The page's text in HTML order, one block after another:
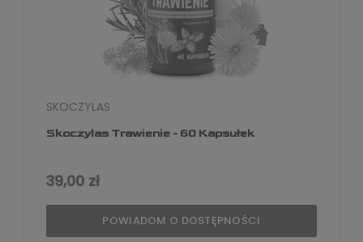
Skoczylas Trawienie - 60 Kapsułek
SKOCZYLAS
39,00 zł
POWIADOM O DOSTĘPNOŚCI